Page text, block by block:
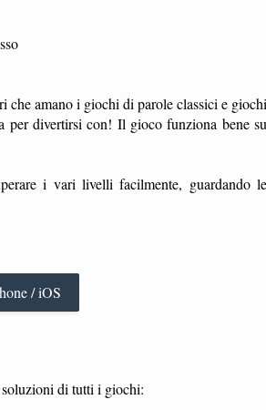
che amano i giochi di parole classici e giochi
per divertirsi con! Il gioco funziona bene su
i vari livelli facilmente, guardando le
/ iOS
di tutti i giochi: